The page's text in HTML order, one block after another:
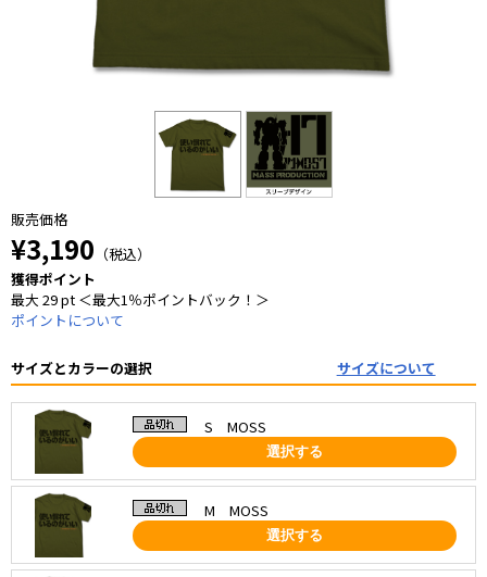
販売価格
¥3,190 （税込）
獲得ポイント
最大 29 pt ＜最大1％ポイントバック！＞
ポイントについて
サイズとカラーの選択 サイズについて
S MOSS
選択する
M MOSS
選択する